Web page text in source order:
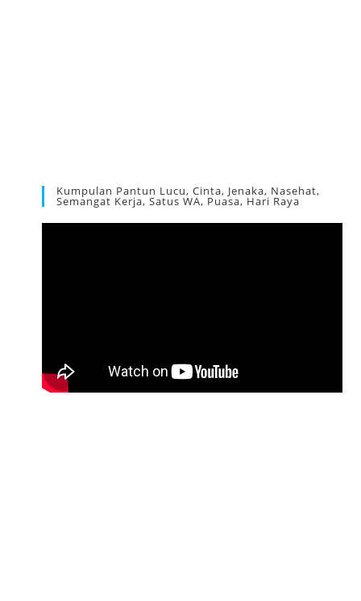
Kumpulan Pantun Lucu, Cinta, Jenaka, Nasehat,
Semangat Kerja, Satus WA, Puasa, Hari Raya